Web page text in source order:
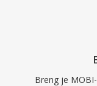
Breng je